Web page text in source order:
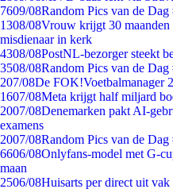
7609/08Random Pics van de Dag
1308/08Vrouw krijgt 30
misdienaar in kerk
4308/08PostNL-bezorger steekt
3508/08Random Pics van de Dag
207/08De FOK!Voetbalmanager
1607/08Meta krijgt half miljard
2007/08Denemarken pakt AI-
examens
2007/08Random Pics van de Dag
6606/08Onlyfans-model met G-
maan
2506/08Huisarts per direct uit